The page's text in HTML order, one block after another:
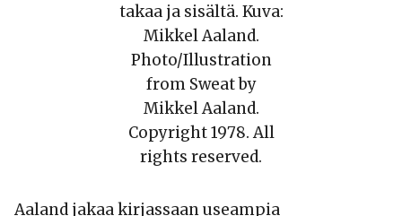
takaa ja sisältä. Kuva:
Mikkel Aaland.
Photo/Illustration
from Sweat by
Mikkel Aaland.
Copyright 1978. All
rights reserved.
Aaland jakaa kirjassaan useampia